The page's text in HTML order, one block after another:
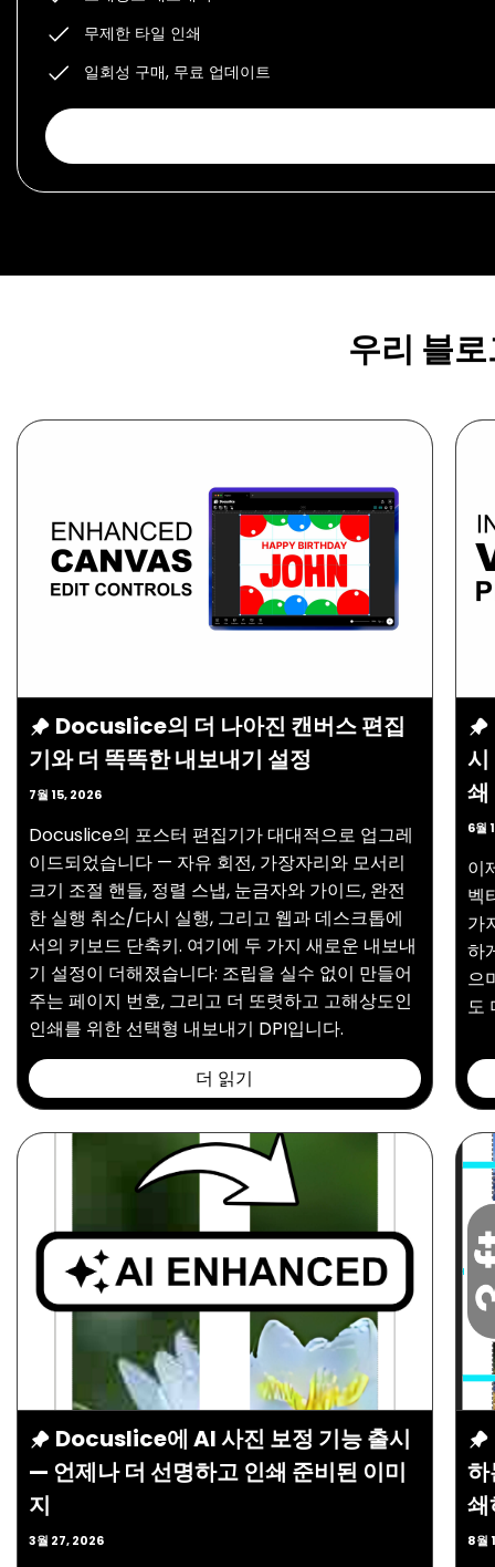
무제한 타일 인쇄
일회성 구매, 무료 업데이트
우리 블
Docuslice의 더 나아진 캔버스 편집
기와 더 똑똑한 내보내기 설정
7월 15, 2026
Docuslice의 포스터 편집기가 대대적으로 업그레
이드되었습니다 — 자유 회전, 가장자리와 모서리
크기 조절 핸들, 정렬 스냅, 눈금자와 가이드, 완전
한 실행 취소/다시 실행, 그리고 웹과 데스크톱에
서의 키보드 단축키. 여기에 두 가지 새로운 내보내
기 설정이 더해졌습니다: 조립을 실수 없이 만들어
주는 페이지 번호, 그리고 더 또렷하고 고해상도인
인쇄를 위한 선택형 내보내기 DPI입니다.
더 읽기
시
쇄
6월
이
벡
가
하
으
도
Docuslice에 AI 사진 보정 기능 출시
— 언제나 더 선명하고 인쇄 준비된 이미
지
3월 27, 2026
하
쇄
8월